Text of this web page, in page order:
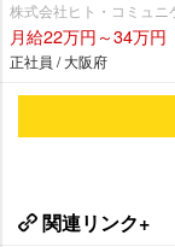
株式会社ヒト・コミュニ
月給22万円～34万円
正社員 / 大阪府
関連リンク+